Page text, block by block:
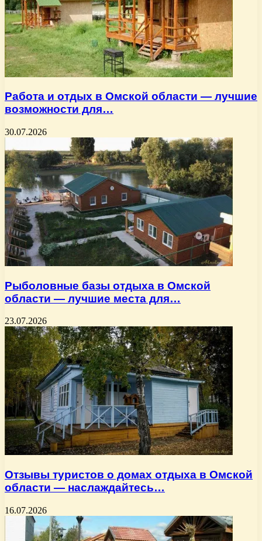
Работа и отдых в Омской области — лучшие
возможности для…
30.07.2026
Рыболовные базы отдыха в Омской
области — лучшие места для…
23.07.2026
Отзывы туристов о домах отдыха в Омской
области — наслаждайтесь…
16.07.2026